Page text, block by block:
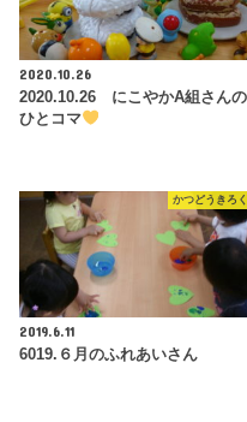
2020.10.26
2020.10.26 にこやかA組さんの
ひとコマ
かつどうきろく
2019.6.11
6019.６月のふれあいさん